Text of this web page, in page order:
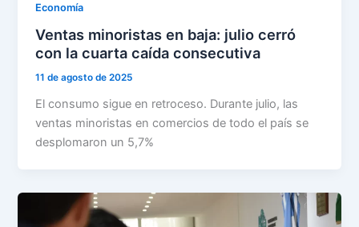
Economía
Ventas minoristas en baja: julio cerró
con la cuarta caída consecutiva
11 de agosto de 2025
El consumo sigue en retroceso. Durante julio, las
ventas minoristas en comercios de todo el país se
desplomaron un 5,7%